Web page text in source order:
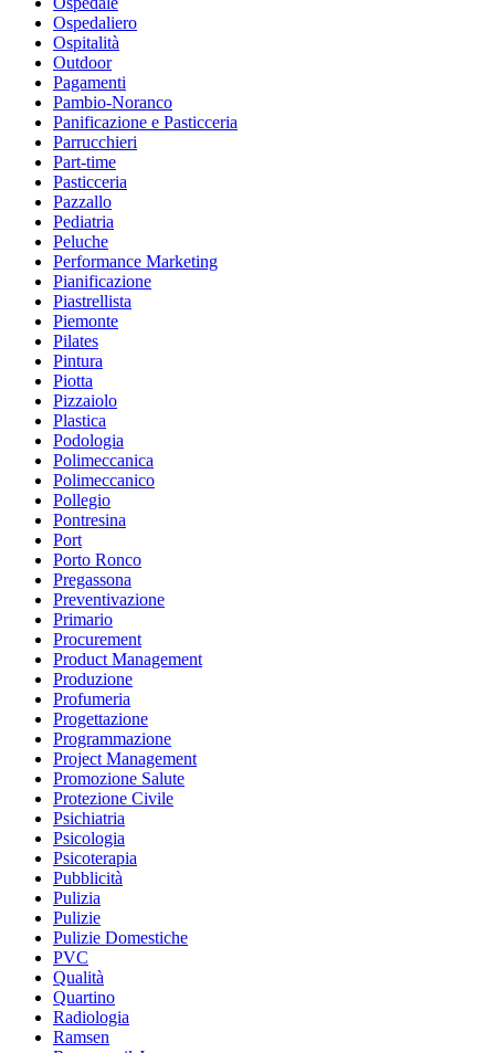
Ospedaliero
Ospitalità
Outdoor
Pagamenti
Pambio-Noranco
Panificazione e Pasticceria
Parrucchieri
Part-time
Pasticceria
Pazzallo
Pediatria
Peluche
Performance Marketing
Pianificazione
Piastrellista
Piemonte
Pilates
Pintura
Piotta
Pizzaiolo
Plastica
Podologia
Polimeccanica
Polimeccanico
Pollegio
Pontresina
Port
Porto Ronco
Pregassona
Preventivazione
Primario
Procurement
Product Management
Produzione
Profumeria
Progettazione
Programmazione
Project Management
Promozione Salute
Protezione Civile
Psichiatria
Psicologia
Psicoterapia
Pubblicità
Pulizia
Pulizie
Pulizie Domestiche
PVC
Qualità
Quartino
Radiologia
Ramsen